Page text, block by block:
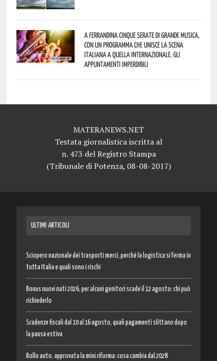
A Ferrandina cinque serate di grande musica,
con un programma che unisce la scena
italiana a quella internazionale. Gli
appuntamenti imperdibili
MATERANEWS.NET
Testata giornalistica iscritta al
n. 473 del Registro Stampa
(Tribunale di Potenza, 08-08-2017)
ULTIMI ARTICOLI
Sciopero nazionale dei trasporti merci, perché la logistica si ferma in
tutta Italia e quali sono i rischi
Bonus nuovi nati 2026, per alcuni genitori scade il 12 agosto: chi può
richiederlo
Scadenze fiscali dal 10 al 16 agosto, quali pagamenti slittano dopo
la pausa estiva
Bollo auto, approvata la mini riforma: cosa cambia dal 2028